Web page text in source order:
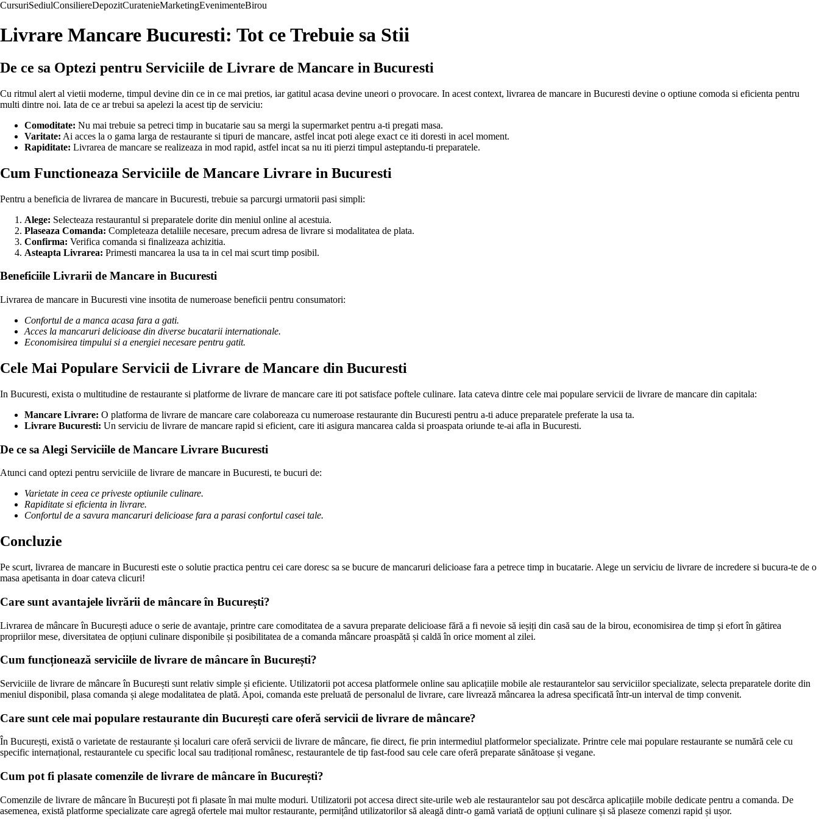
CursuriSediulConsiliereDepozitCuratenieMarketingEvenimenteBirou
Livrare Mancare Bucuresti: Tot ce Trebuie sa Stii
De ce sa Optezi pentru Serviciile de Livrare de Mancare in Bucuresti
Cu ritmul alert al vietii moderne, timpul devine din ce in ce mai pretios, iar gatitul acasa devine uneori o provocare. In acest context, livrarea de mancare in Bucuresti devine o optiune comoda si eficienta pentru
multi dintre noi. Iata de ce ar trebui sa apelezi la acest tip de serviciu:
Comoditate: Nu mai trebuie sa petreci timp in bucatarie sau sa mergi la supermarket pentru a-ti pregati masa.
Varitate: Ai acces la o gama larga de restaurante si tipuri de mancare, astfel incat poti alege exact ce iti doresti in acel moment.
Rapiditate: Livrarea de mancare se realizeaza in mod rapid, astfel incat sa nu iti pierzi timpul asteptandu-ti preparatele.
Cum Functioneaza Serviciile de Mancare Livrare in Bucuresti
Pentru a beneficia de livrarea de mancare in Bucuresti, trebuie sa parcurgi urmatorii pasi simpli:
Alege: Selecteaza restaurantul si preparatele dorite din meniul online al acestuia.
Plaseaza Comanda: Completeaza detaliile necesare, precum adresa de livrare si modalitatea de plata.
Confirma: Verifica comanda si finalizeaza achizitia.
Asteapta Livrarea: Primesti mancarea la usa ta in cel mai scurt timp posibil.
Beneficiile Livrarii de Mancare in Bucuresti
Livrarea de mancare in Bucuresti vine insotita de numeroase beneficii pentru consumatori:
Confortul de a manca acasa fara a gati.
Acces la mancaruri delicioase din diverse bucatarii internationale.
Economisirea timpului si a energiei necesare pentru gatit.
Cele Mai Populare Servicii de Livrare de Mancare din Bucuresti
In Bucuresti, exista o multitudine de restaurante si platforme de livrare de mancare care iti pot satisface poftele culinare. Iata cateva dintre cele mai populare servicii de livrare de mancare din capitala:
Mancare Livrare: O platforma de livrare de mancare care colaboreaza cu numeroase restaurante din Bucuresti pentru a-ti aduce preparatele preferate la usa ta.
Livrare Bucuresti: Un serviciu de livrare de mancare rapid si eficient, care iti asigura mancarea calda si proaspata oriunde te-ai afla in Bucuresti.
De ce sa Alegi Serviciile de Mancare Livrare Bucuresti
Atunci cand optezi pentru serviciile de livrare de mancare in Bucuresti, te bucuri de:
Varietate in ceea ce priveste optiunile culinare.
Rapiditate si eficienta in livrare.
Confortul de a savura mancaruri delicioase fara a parasi confortul casei tale.
Concluzie
Pe scurt, livrarea de mancare in Bucuresti este o solutie practica pentru cei care doresc sa se bucure de mancaruri delicioase fara a petrece timp in bucatarie. Alege un serviciu de livrare de incredere si bucura-te de o
masa apetisanta in doar cateva clicuri!
Care sunt avantajele livrării de mâncare în București?
Livrarea de mâncare în București aduce o serie de avantaje, printre care comoditatea de a savura preparate delicioase fără a fi nevoie să ieșiți din casă sau de la birou, economisirea de timp și efort în gătirea
propriilor mese, diversitatea de opțiuni culinare disponibile și posibilitatea de a comanda mâncare proaspătă și caldă în orice moment al zilei.
Cum funcționează serviciile de livrare de mâncare în București?
Serviciile de livrare de mâncare în București sunt relativ simple și eficiente. Utilizatorii pot accesa platformele online sau aplicațiile mobile ale restaurantelor sau serviciilor specializate, selecta preparatele dorite din
meniul disponibil, plasa comanda și alege modalitatea de plată. Apoi, comanda este preluată de personalul de livrare, care livrează mâncarea la adresa specificată într-un interval de timp convenit.
Care sunt cele mai populare restaurante din București care oferă servicii de livrare de mâncare?
În București, există o varietate de restaurante și localuri care oferă servicii de livrare de mâncare, fie direct, fie prin intermediul platformelor specializate. Printre cele mai populare restaurante se numără cele cu
specific internațional, restaurantele cu specific local sau tradițional românesc, restaurantele de tip fast-food sau cele care oferă preparate sănătoase și vegane.
Cum pot fi plasate comenzile de livrare de mâncare în București?
Comenzile de livrare de mâncare în București pot fi plasate în mai multe moduri. Utilizatorii pot accesa direct site-urile web ale restaurantelor sau pot descărca aplicațiile mobile dedicate pentru a comanda. De
asemenea, există platforme specializate care agregă ofertele mai multor restaurante, permițând utilizatorilor să aleagă dintr-o gamă variată de opțiuni culinare și să plaseze comenzi rapid și ușor.